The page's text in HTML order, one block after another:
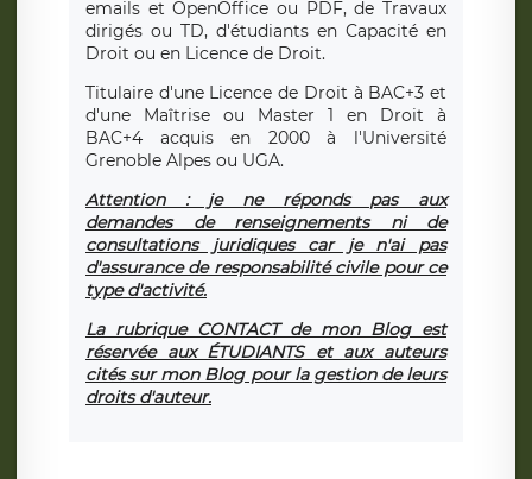
emails et OpenOffice ou PDF, de Travaux
dirigés ou TD, d'étudiants en Capacité en
Droit ou en Licence de Droit.
Titulaire d'une Licence de Droit à BAC+3 et
d'une Maîtrise ou Master 1 en Droit à
BAC+4 acquis en 2000 à l'Université
Grenoble Alpes ou UGA.
Attention : je ne réponds pas aux
demandes de renseignements ni de
consultations juridiques car je n'ai pas
d'assurance de responsabilité civile pour ce
type d'activité.
La rubrique CONTACT de mon Blog est
réservée aux ÉTUDIANTS et aux auteurs
cités sur mon Blog pour la gestion de leurs
droits d'auteur.